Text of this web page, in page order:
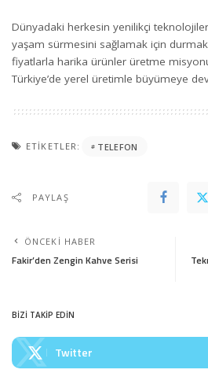
Dünyadaki herkesin yenilikçi teknolojiler
yaşam sürmesini sağlamak için
fiyatlarla harika ürünler üretme
Türkiye’de yerel üretimle büyümeye
ETIKETLER: TELEFON
PAYLAŞ
ÖNCEKI HABER
Fakir’den Zengin Kahve Serisi
BİZİ TAKİP EDİN
Twitter